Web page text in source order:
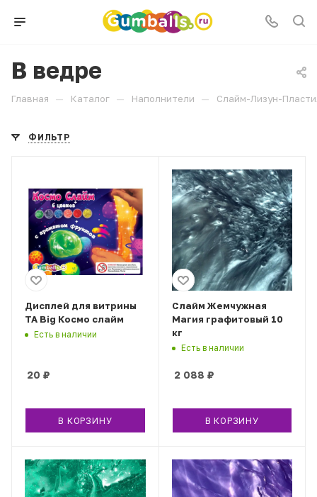
В ведре
Главная — Каталог — Наполнители — Слайм-Лизун-
ФИЛЬТР
Дисплей для витрины
ТА Big Космо слайм
Есть в наличии
20 ₽
В КОРЗИНУ
Слайм Жемчужная
Магия графитовый 10
кг
Есть в наличии
2 088 ₽
В КОРЗИНУ